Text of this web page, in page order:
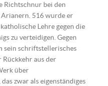
Richtschnur bei den
516 wurde er
Lehre gegen die
zu verteidigen. Gegen
sein schriftstellerisches
Rückkehr aus der
über
zwar als eigenständiges